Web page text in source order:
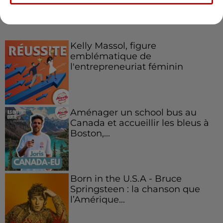
Kelly Massol, figure
emblématique de
l'entrepreneuriat féminin
Aménager un school bus au
Canada et accueillir les bleus à
Boston,...
Born in the U.S.A - Bruce
Springsteen : la chanson que
l’Amérique...